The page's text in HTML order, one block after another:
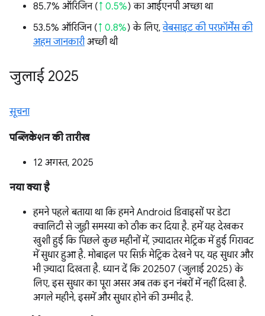
85.7% ऑरिजिन (↑ 0.5%) का आईएनपी अच्छा था
53.5% ऑरिजिन (↑ 0.8%) के लिए,वेबसाइट की परफ़ॉर्मेंस की
अहम जानकारीअच्छी थी
जुलाई 2025
सूचना
पब्लिकेशन की तारीख
12 अगस्त, 2025
नया क्या है
हमने पहले बताया था कि हमने Android डिवाइसों पर डेटा
क्वालिटी से जुड़ी समस्या को ठीक कर दिया है. हमें यह देखकर
खुशी हुई कि पिछले कुछ महीनों में, ज़्यादातर मेट्रिक में हुई गिरावट
में सुधार हुआ है. मोबाइल पर सिर्फ़ मेट्रिक देखने पर, यह सुधार और
भी ज़्यादा दिखता है. ध्यान दें कि 202507 (जुलाई 2025) के
लिए, इस सुधार का पूरा असर अब तक इन नंबरों में नहीं दिखा है.
अगले महीने, इसमें और सुधार होने की उम्मीद है.